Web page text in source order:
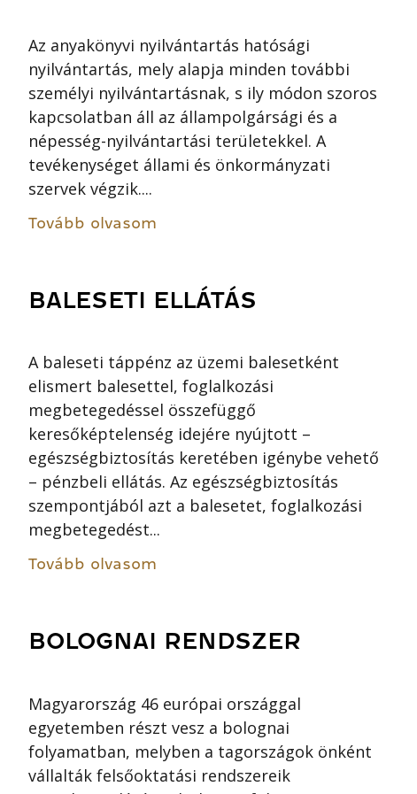
Az anyakönyvi nyilvántartás hatósági
nyilvántartás, mely alapja minden további
személyi nyilvántartásnak, s ily módon szoros
kapcsolatban áll az állampolgársági és a
népesség-nyilvántartási területekkel. A
tevékenységet állami és önkormányzati
szervek végzik....
Tovább olvasom
BALESETI ELLÁTÁS
A baleseti táppénz az üzemi balesetként
elismert balesettel, foglalkozási
megbetegedéssel összefüggő
keresőképtelenség idejére nyújtott –
egészségbiztosítás keretében igénybe vehető
– pénzbeli ellátás. Az egészségbiztosítás
szempontjából azt a balesetet, foglalkozási
megbetegedést...
Tovább olvasom
BOLOGNAI RENDSZER
Magyarország 46 európai országgal
egyetemben részt vesz a bolognai
folyamatban, melyben a tagországok önként
vállalták felsőoktatási rendszereik